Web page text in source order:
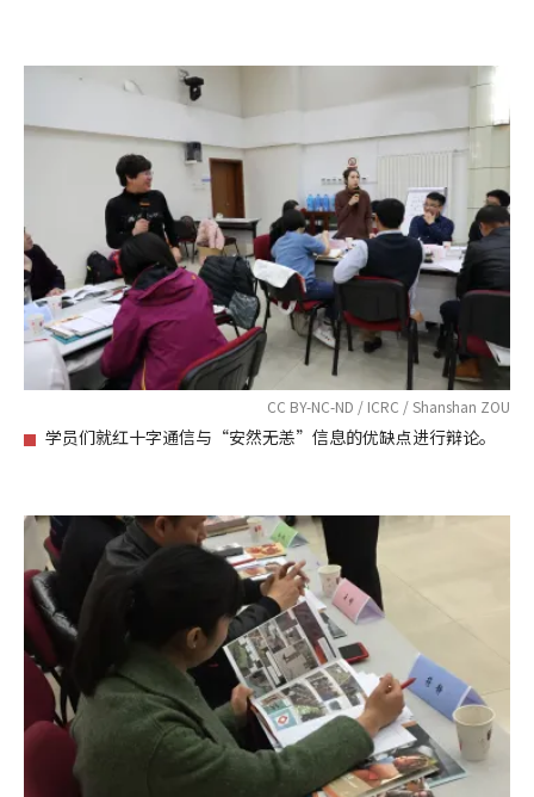
CC BY-NC-ND / ICRC / Shanshan ZOU
学员们就红十字通信与“安然无恙”信息的优缺点进行辩论。